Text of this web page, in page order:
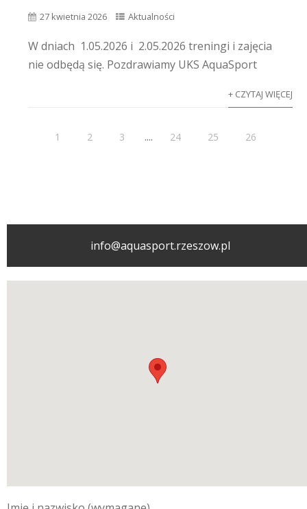
27 kwietnia 2026 Aktualności
W dniach 1.05.2026 i 2.05.2026 treningi i zajęcia
nie odbędą się. Pozdrawiamy UKS AquaSport
+ CZYTAJ WIĘCEJ
1 2 3 .... 24 25 26
info@aquasport.rzeszow.pl